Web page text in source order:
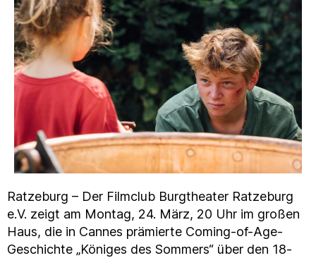
Ratzeburg – Der Filmclub Burgtheater Ratzeburg
e.V. zeigt am Montag, 24. März, 20 Uhr im großen
Haus, die in Cannes prämierte Coming-of-Age-
Geschichte „Königes des Sommers“ über den 18-